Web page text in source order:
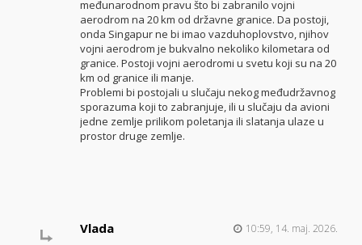
međunarodnom pravu što bi zabranilo vojni
aerodrom na 20 km od državne granice. Da postoji,
onda Singapur ne bi imao vazduhoplovstvo, njihov
vojni aerodrom je bukvalno nekoliko kilometara od
granice. Postoji vojni aerodromi u svetu koji su na 20
km od granice ili manje.
Problemi bi postojali u slučaju nekog međudržavnog
sporazuma koji to zabranjuje, ili u slučaju da avioni
jedne zemlje prilikom poletanja ili slatanja ulaze u
prostor druge zemlje.
Vlada 10:59, 14. maj. 2026.